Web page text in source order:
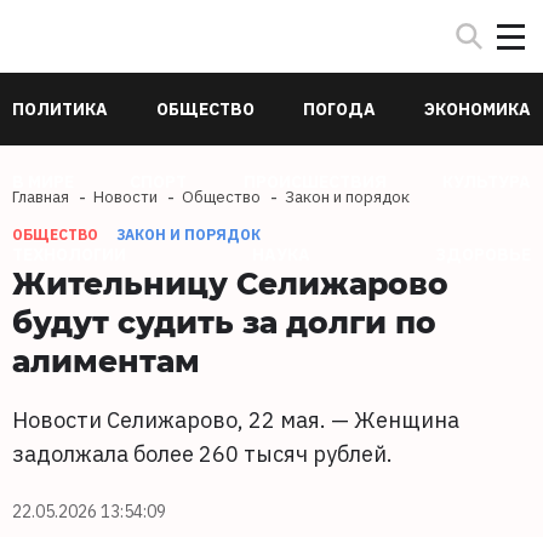
ПОЛИТИКА ОБЩЕСТВО ПОГОДА ЭКОНОМИКА
Главная Новости Общество Закон и порядок
ОБЩЕСТВО ЗАКОН И ПОРЯДОК
Жительницу Селижарово
будут судить за долги по
алиментам
Новости Селижарово, 22 мая. — Женщина
задолжала более 260 тысяч рублей.
22.05.2026 13:54:09